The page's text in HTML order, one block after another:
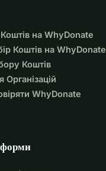
на WhyDonate
Коштів на WhyDonate
Коштів
Організацій
WhyDonate